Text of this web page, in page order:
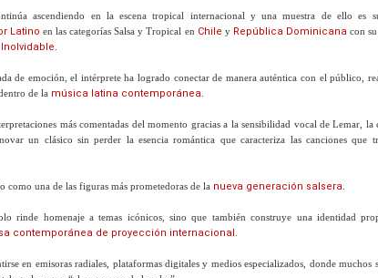
ascendiendo en la escena tropical internacional y una muestra de ello es
Latino en las categorías Salsa y Tropical en Chile y República Dominicana con
Inolvidable
de emoción, el intérprete ha logrado conectar de manera auténtica con el público,
de la música latina contemporánea
más comentadas del momento gracias a la sensibilidad vocal de Lemar, la
un clásico sin perder la esencia romántica que caracteriza las canciones que
como una de las figuras más prometedoras de la nueva generación salsera
rinde homenaje a temas icónicos, sino que también construye una identidad
contemporánea de proyección internacional
en emisoras radiales, plataformas digitales y medios especializados, donde muchos